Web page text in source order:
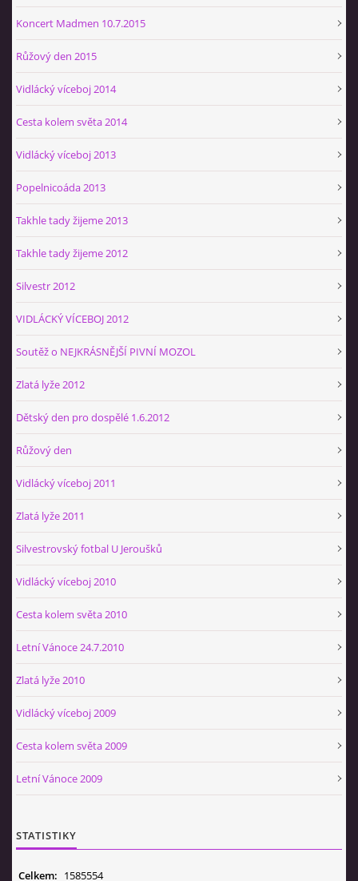
Koncert Madmen 10.7.2015
Růžový den 2015
Vidlácký víceboj 2014
Cesta kolem světa 2014
Vidlácký víceboj 2013
Popelnicoáda 2013
Takhle tady žijeme 2013
Takhle tady žijeme 2012
Silvestr 2012
VIDLÁCKÝ VÍCEBOJ 2012
Soutěž o NEJKRÁSNĚJŠÍ PIVNÍ MOZOL
Zlatá lyže 2012
Dětský den pro dospělé 1.6.2012
Růžový den
Vidlácký víceboj 2011
Zlatá lyže 2011
Silvestrovský fotbal U Jeroušků
Vidlácký víceboj 2010
Cesta kolem světa 2010
Letní Vánoce 24.7.2010
Zlatá lyže 2010
Vidlácký víceboj 2009
Cesta kolem světa 2009
Letní Vánoce 2009
STATISTIKY
Celkem: 1585554